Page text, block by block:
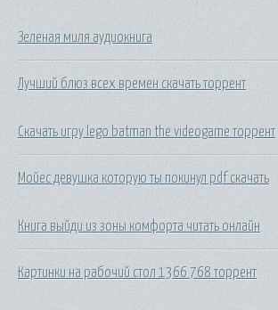
Зеленая миля аудиокнига
Лучший блюз всех времен скачать торрент
Скачать игру lego batman the videogame торрент
Мойес девушка которую ты покинул pdf скачать
Книга выйди из зоны комфорта читать онлайн
Картинки на рабочий стол 1366 768 торрент